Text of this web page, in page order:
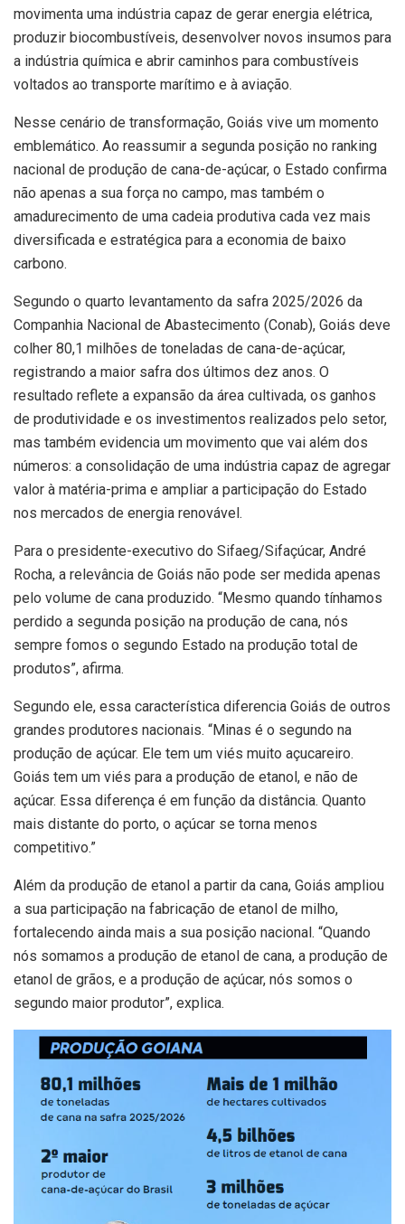
movimenta uma indústria capaz de gerar energia elétrica,
produzir biocombustíveis, desenvolver novos insumos para
a indústria química e abrir caminhos para combustíveis
voltados ao transporte marítimo e à aviação.
Nesse cenário de transformação, Goiás vive um momento
emblemático. Ao reassumir a segunda posição no ranking
nacional de produção de cana-de-açúcar, o Estado confirma
não apenas a sua força no campo, mas também o
amadurecimento de uma cadeia produtiva cada vez mais
diversificada e estratégica para a economia de baixo
carbono.
Segundo o quarto levantamento da safra 2025/2026 da
Companhia Nacional de Abastecimento (Conab), Goiás deve
colher 80,1 milhões de toneladas de cana-de-açúcar,
registrando a maior safra dos últimos dez anos. O
resultado reflete a expansão da área cultivada, os ganhos
de produtividade e os investimentos realizados pelo setor,
mas também evidencia um movimento que vai além dos
números: a consolidação de uma indústria capaz de agregar
valor à matéria-prima e ampliar a participação do Estado
nos mercados de energia renovável.
Para o presidente-executivo do Sifaeg/Sifaçúcar, André
Rocha, a relevância de Goiás não pode ser medida apenas
pelo volume de cana produzido. “Mesmo quando tínhamos
perdido a segunda posição na produção de cana, nós
sempre fomos o segundo Estado na produção total de
produtos”, afirma.
Segundo ele, essa característica diferencia Goiás de outros
grandes produtores nacionais. “Minas é o segundo na
produção de açúcar. Ele tem um viés muito açucareiro.
Goiás tem um viés para a produção de etanol, e não de
açúcar. Essa diferença é em função da distância. Quanto
mais distante do porto, o açúcar se torna menos
competitivo.”
Além da produção de etanol a partir da cana, Goiás ampliou
a sua participação na fabricação de etanol de milho,
fortalecendo ainda mais a sua posição nacional. “Quando
nós somamos a produção de etanol de cana, a produção de
etanol de grãos, e a produção de açúcar, nós somos o
segundo maior produtor”, explica.